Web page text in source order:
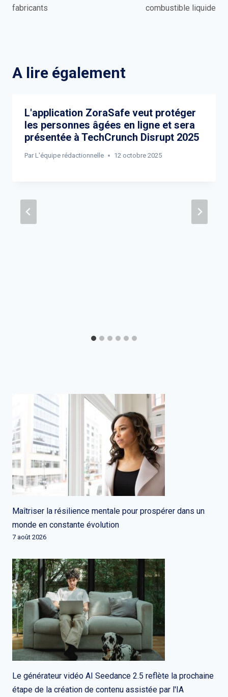
fabricants
combustible liquide
A lire également
L'application ZoraSafe veut protéger
les personnes âgées en ligne et sera
présentée à TechCrunch Disrupt 2025
Par L'équipe rédactionnelle 12 octobre 2025
Maîtriser la résilience mentale pour prospérer dans un
monde en constante évolution
7 août 2026
Le générateur vidéo AI Seedance 2.5 reflète la prochaine
étape de la création de contenu assistée par l'IA